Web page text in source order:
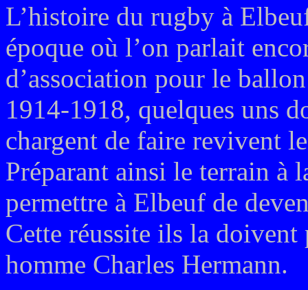
L’histoire du rugby à
époque où l’on parlait
d’association pour le
1914-1918, quelques uns
chargent de faire revivent
Préparant ainsi le terrain à
permettre à Elbeuf de
Cette réussite ils la
homme Charles Hermann.